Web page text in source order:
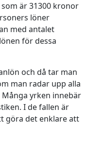
är 31300 kronor
löner
med antalet
för dessa
och då tar man
man radar upp alla
yrken innebär
I de fallen är
göra det enklare att